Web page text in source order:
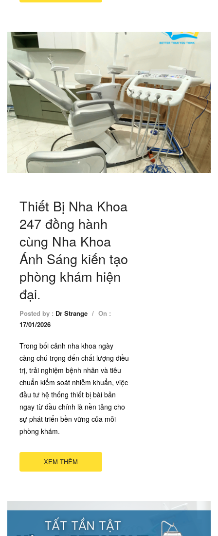
Thiết Bị Nha Khoa
247 đồng hành
cùng Nha Khoa
Ánh Sáng kiến tạo
phòng khám hiện
đại.
Posted by : Dr Strange / On :
17/01/2026
Trong bối cảnh nha khoa ngày
càng chú trọng đến chất lượng điều
trị, trải nghiệm bệnh nhân và tiêu
chuẩn kiểm soát nhiễm khuẩn, việc
đầu tư hệ thống thiết bị bài bản
ngay từ đầu chính là nền tảng cho
sự phát triển bền vững của mỗi
phòng khám.
XEM THÊM